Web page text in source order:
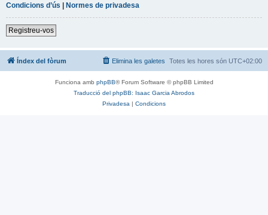
Condicions d’ús | Normes de privadesa
Registreu-vos
Índex del fòrum Totes les hores són UTC+02:00
Elimina les galetes
Funciona amb phpBB® Forum Software © phpBB Limited
Traducció del phpBB: Isaac Garcia Abrodos
Privadesa | Condicions